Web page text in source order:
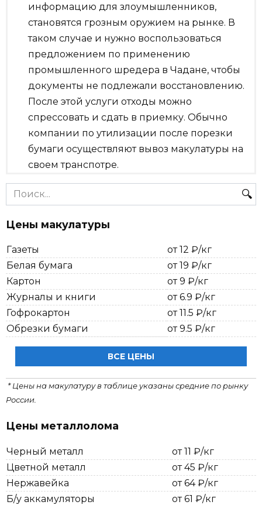
информацию для злоумышленников,
становятся грозным оружием на рынке. В
таком случае и нужно воспользоваться
предложением по применению
промышленного шредера в Чадане, чтобы
документы не подлежали восстановлению.
После этой услуги отходы можно
спрессовать и сдать в приемку. Обычно
компании по утилизации после порезки
бумаги осуществляют вывоз макулатуры на
своем транспотре.
Search
for:
Цены макулатуры
Газеты
от 12 ₽/кг
Белая бумага
от 19 ₽/кг
Картон
от 9 ₽/кг
Журналы и книги
от 6.9 ₽/кг
Гофрокартон
от 11.5 ₽/кг
Обрезки бумаги
от 9.5 ₽/кг
ВСЕ ЦЕНЫ
* Цены на макулатуру в таблице указаны средние по рынку
России.
Цены металлолома
Черный металл
от 11 ₽/кг
Цветной металл
от 45 ₽/кг
Нержавейка
от 64 ₽/кг
Б/у аккамуляторы
от 61 ₽/кг